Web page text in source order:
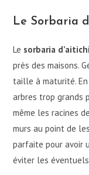
Le Sorbaria
Le sorbaria
près des maisons.
taille à maturité.
arbres trop grands
même les racines
murs au point de
parfaite pour avoir
éviter les